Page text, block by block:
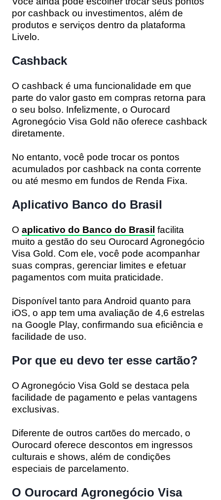
por cashback ou investimentos, além de
produtos e serviços dentro da plataforma
Livelo.
Cashback
O cashback é uma funcionalidade em que
parte do valor gasto em compras retorna para
o seu bolso. Infelizmente, o Ourocard
Agronegócio Visa Gold não oferece cashback
diretamente.
No entanto, você pode trocar os pontos
acumulados por cashback na conta corrente
ou até mesmo em fundos de Renda Fixa.
Aplicativo Banco do Brasil
O aplicativo do Banco do Brasil facilita
muito a gestão do seu Ourocard Agronegócio
Visa Gold. Com ele, você pode acompanhar
suas compras, gerenciar limites e efetuar
pagamentos com muita praticidade.
Disponível tanto para Android quanto para
iOS, o app tem uma avaliação de 4,6 estrelas
na Google Play, confirmando sua eficiência e
facilidade de uso.
Por que eu devo ter esse cartão?
O Agronegócio Visa Gold se destaca pela
facilidade de pagamento e pelas vantagens
exclusivas.
Diferente de outros cartões do mercado, o
Ourocard oferece descontos em ingressos
culturais e shows, além de condições
especiais de parcelamento.
O Ourocard Agronegócio Visa